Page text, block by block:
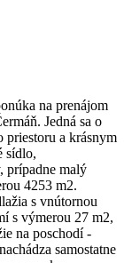
na prenájom
Jedná sa o
priestoru a krásnym
sídlo,
prípadne malý
4253 m2.
s vnútornou
s výmerou 27 m2,
na poschodí -
samostatne